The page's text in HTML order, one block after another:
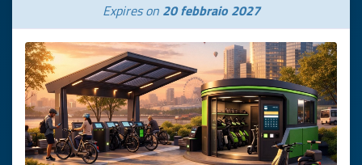
Expires on 20 febbraio 2027